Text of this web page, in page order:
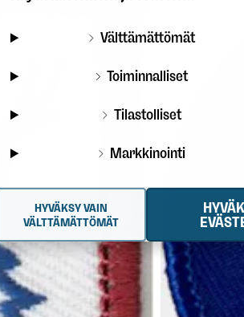
Välttämättömät
Toiminnalliset
Tilastolliset
Markkinointi
HYVÄKSY VAIN
VÄLTTÄMÄTTÖMÄT